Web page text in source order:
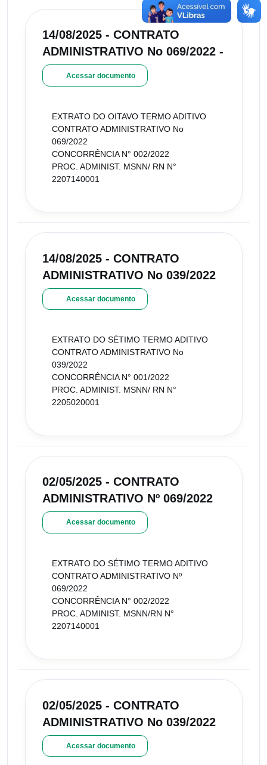
14/08/2025 - CONTRATO
ADMINISTRATIVO No 069/2022 -
Acessar documento
EXTRATO DO OITAVO TERMO ADITIVO
CONTRATO ADMINISTRATIVO No
069/2022
CONCORRÊNCIA N° 002/2022
PROC. ADMINIST. MSNN/ RN N°
2207140001
14/08/2025 - CONTRATO
ADMINISTRATIVO No 039/2022
Acessar documento
EXTRATO DO SÉTIMO TERMO ADITIVO
CONTRATO ADMINISTRATIVO No
039/2022
CONCORRÊNCIA N° 001/2022
PROC. ADMINIST. MSNN/ RN N°
2205020001
02/05/2025 - CONTRATO
ADMINISTRATIVO Nº 069/2022
Acessar documento
EXTRATO DO SÉTIMO TERMO ADITIVO
CONTRATO ADMINISTRATIVO Nº
069/2022
CONCORRÊNCIA N° 002/2022
PROC. ADMINIST. MSNN/RN N°
2207140001
02/05/2025 - CONTRATO
ADMINISTRATIVO No 039/2022
Acessar documento